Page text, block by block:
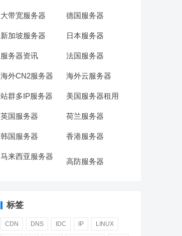
大带宽服务器 德国服务器
新加坡服务器 日本服务器
服务器资讯 法国服务器
海外CN2服务器 海外云服务器
站群多IP服务器 美国服务器租用
英国服务器 荷兰服务器
韩国服务器 香港服务器
马来西亚服务器
高防服务器
标签
CDN DNS IDC IP LINUX